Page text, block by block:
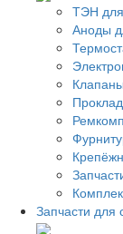
ТЭН для
Аноды
Запчасти